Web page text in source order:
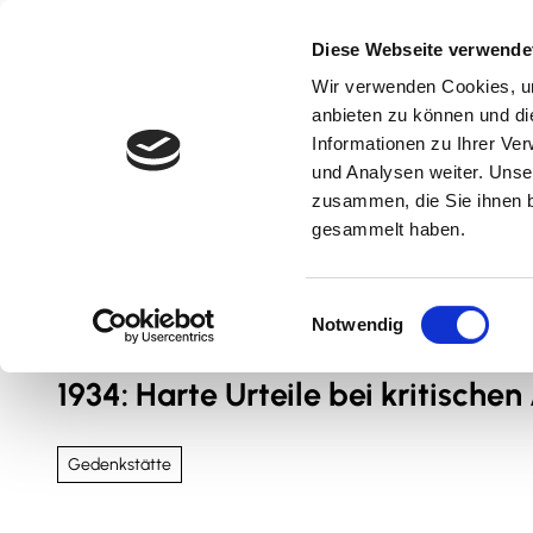
Diese Webseite
Wir verwenden Cookies,
anbieten zu können und
Informationen zu Ihrer
und Analysen weiter.
zusammen, die Sie ihnen
gesammelt haben.
i
w
Notwendig
Kultur & Erlebnis Kulinarik
1934: Harte Urteile bei
Gedenkstätte